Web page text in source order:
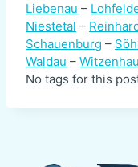
Liebenau –
Niestetal –
Schauenburg –
Waldau –
No tags for this